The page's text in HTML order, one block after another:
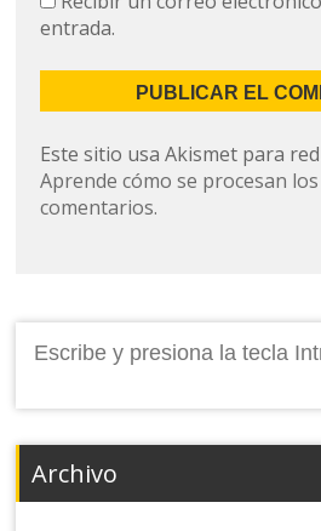
entrada.
Este sitio usa Akismet para
Aprende cómo se procesan
comentarios.
Archivo